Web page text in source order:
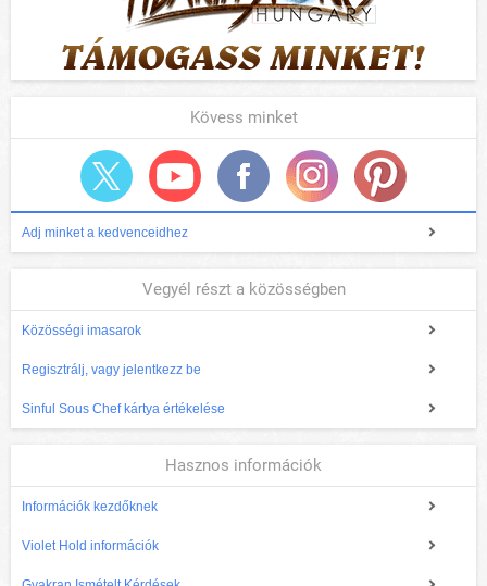
Kövess minket
Adj minket a kedvenceidhez
Vegyél részt a közösségben
Közösségi imasarok
Regisztrálj, vagy jelentkezz be
Sinful Sous Chef kártya értékelése
Hasznos információk
Információk kezdőknek
Violet Hold információk